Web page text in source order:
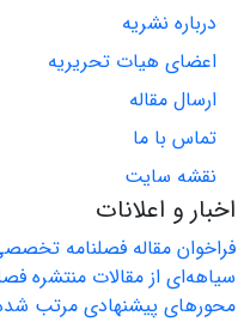
درباره نشریه
اعضای هیات تحریریه
ارسال مقاله
تماس با ما
نقشه سایت
اخبار و اعلانات
فراخوان مقاله فصلنامه
سیاهه‌ای از مقالات منتشره
محورهای پیشنهادی مرتب